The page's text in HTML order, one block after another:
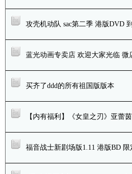
攻壳机动队 sac第二季 港版DVD
蓝光动画专卖店 欢迎大家光临 微
买齐了ddd的所有祖国版版本
【内有福利】《女皇之刃》亚蕾
福音战士新剧场版1.11 港版BD 限